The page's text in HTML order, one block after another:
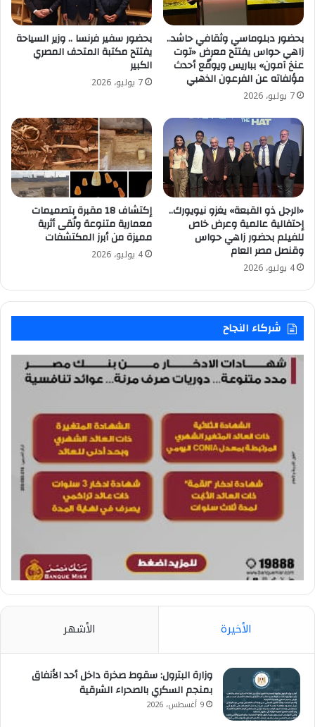
بحضور دبلوماسي وثقافي حاشد..
زاهي حواس يفتتح معرض «توت
عنخ آمون» بباريس ويوقّع أحدث
مؤلفاته عن الفرعون الذهبي
7 يوليو، 2026
بحضور سفير فرنسا .. وزير السياحة
يفتتح مكتبة المتحف المصري
الكبير
7 يوليو، 2026
«الرجل ذو القبعة» يغزو نيويورك..
إحتفالية عالمية وعرض خاص
للفيلم بحضور زاهي حواس
وقنصل مصر العام
4 يوليو، 2026
إكتشاف 18 مقبرة بتصميمات
معمارية متنوعة ولُقى أثرية
مميزة من أبرز المكتشفات
4 يوليو، 2026
شركاء النجاح
الأخيرة الأشهر
وزارة البترول: سقوط صخرة داخل أحد الأنفاق
بمنجم السكري بالصحراء الشرقية
9 أغسطس، 2026